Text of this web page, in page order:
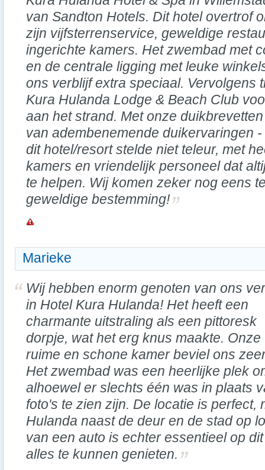
van Sandton Hotels. Dit hotel overtrof
zijn vijfsterrenservice, geweldige
ingerichte kamers. Het zwembad met
en de centrale ligging met leuke
ons verblijf extra speciaal. Vervolgens
Kura Hulanda Lodge & Beach Club
aan het strand. Met onze
van adembenemende duikervaringen
dit hotel/resort stelde niet teleur, met
kamers en vriendelijk personeel dat
te helpen. Wij komen zeker nog eens
geweldige bestemming!
Marieke
Wij hebben enorm genoten van ons
in Hotel Kura Hulanda! Het heeft een
charmante uitstraling als een pittoresk
dorpje, wat het erg knus maakte. Onze
ruime en schone kamer beviel ons
Het zwembad was een heerlijke plek
alhoewel er slechts één was in plaats
foto's te zien zijn. De locatie is perfect,
Hulanda naast de deur en de stad op
van een auto is echter essentieel op
alles te kunnen genieten.